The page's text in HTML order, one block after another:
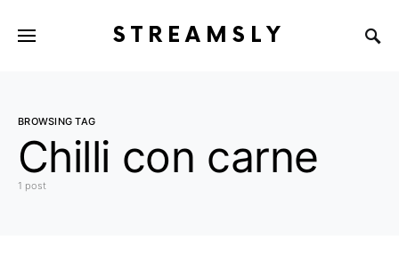
STREAMSLY
BROWSING TAG
Chilli con carne
1 post